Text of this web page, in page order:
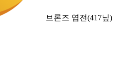
브론즈 엽전(417닢)